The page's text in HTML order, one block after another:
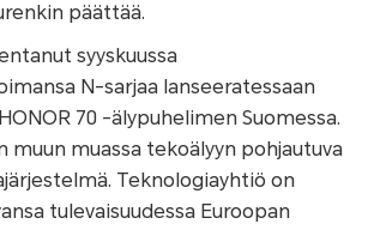
päättää.
syyskuussa
N-sarjaa lanseeratessaan
70 -älypuhelimen Suomessa.
muun muassa tekoälyyn pohjautuva
Teknologiayhtiö on
tulevaisuudessa Euroopan